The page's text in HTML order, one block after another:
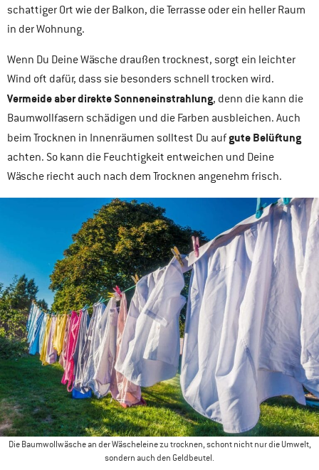
schattiger Ort wie der Balkon, die Terrasse oder ein heller Raum
in der Wohnung.
Wenn Du Deine Wäsche draußen trocknest, sorgt ein leichter
Wind oft dafür, dass sie besonders schnell trocken wird.
Vermeide aber direkte Sonneneinstrahlung, denn die kann die
Baumwollfasern schädigen und die Farben ausbleichen. Auch
beim Trocknen in Innenräumen solltest Du aufgute Belüftung
achten. So kann die Feuchtigkeit entweichen und Deine
Wäsche riecht auch nach dem Trocknen angenehm frisch.
Die Baumwollwäsche an der Wäscheleine zu trocknen, schont nicht nur die Umwelt,
sondern auch den Geldbeutel.